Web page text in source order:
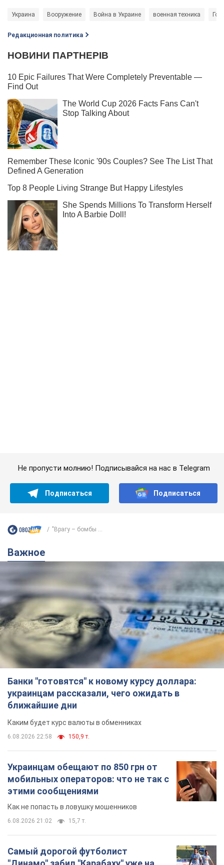
Украина Вооружение Война в Украине военная техника
Редакционная политика
Банки "готовятся" к новому курсу доллара:
украинцам рассказали, чего ожидать в
ближайшие дни
Каким будет курс валюты в обменниках
6.08.2026 22:58 150,9 т.
Украинцам обещают по 850 грн от
мобильных операторов: что не так с
этими сообщениями
Как не попасть в ловушку мошенников
6.08.2026 21:02 15,7 т.
Самый дорогой футболист
"Динамо" забил "Карабаху" уже на
10-й минуте матча. Видео
Поединок проходит в Польше
6.08.2026 20:48 6,6 т.